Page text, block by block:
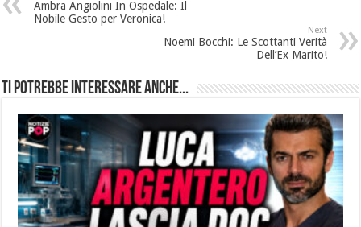
Ambra Angiolini In Ospedale: Il
Nobile Gesto per Veronica!
Next
Noemi Bocchi: Le Scottanti Verità
Dell’Ex Marito!
Ti potrebbe interessare anche...